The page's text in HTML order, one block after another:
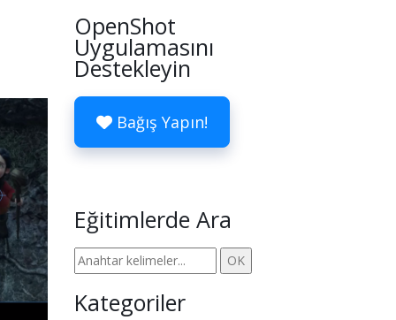
OpenShot
Uygulamasını
Destekleyin
Bağış Yapın!
Eğitimlerde Ara
Kategoriler